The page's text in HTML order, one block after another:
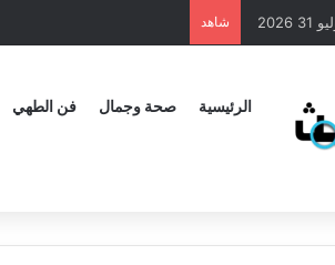
شاهد
الرئيسية صحة وجمال فن الطهي